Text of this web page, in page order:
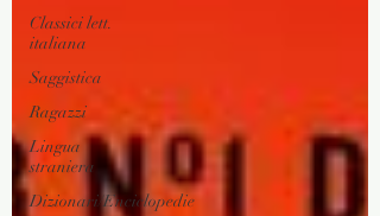
Classici lett.
italiana
Saggistica
Ragazzi
Lingua
straniera
Dizionari/Enciclopedie